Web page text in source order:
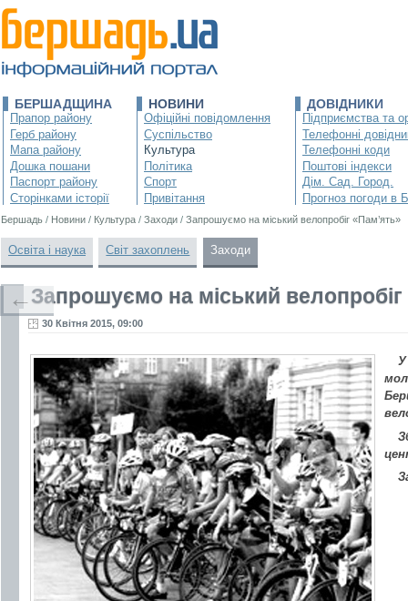
БЕРШАДЩИНА
Прапор району
Герб району
Мапа району
Дошка пошани
Паспорт району
Сторінками історії
НОВИНИ
Офіційні повідомлення
Суспільство
Культура
Політика
Спорт
Привітання
ДОВІДНИКИ
Підприємства та
Телефонні
Телефонні коди
Поштові індекси
Дім. Сад. Город.
Прогноз погоди в
Бершадь / Новини / Культура / Заходи / Запрошуємо на міський велопробіг «Пам’ять»
Освіта і наука Світ захоплень Заходи
Запрошуємо на міський велопробіг
30 Квітня 2015, 09:00
У
←